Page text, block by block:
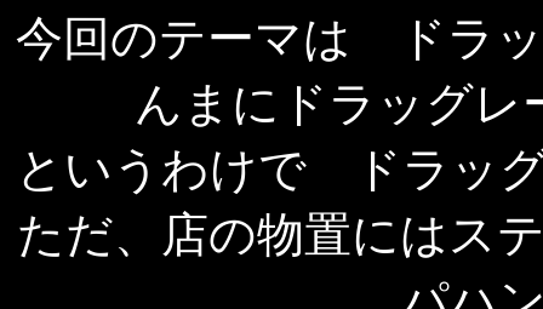
今回のテーマは ドラ
んまにドラッグ
というわけで ドラッ
ただ、店の物置にはス